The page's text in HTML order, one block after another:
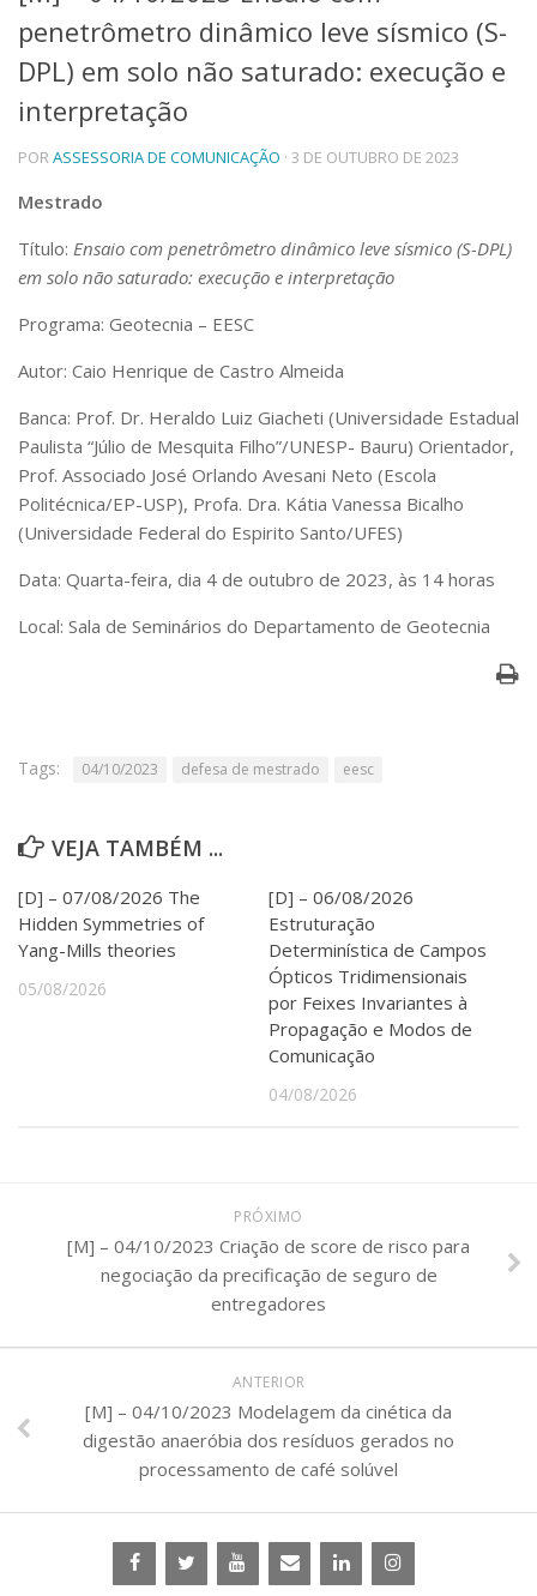
Telefones e Mapas
Pessoas
Ensino
Graduação
Educação a distância
Cursos de Extensão
Linhas de Pesquisa
Centros, Núcleos e Projetos em Rede
Pós-doutorado
Transferência de Tecnologia
Extensão à Comunidade
Projetos, Programas e Cursos
Artes, Cultura e Esportes
Museus e Espaços Interativos
Bibliotecas
Segurança, Trânsito e Prevenção
Aplicativos e Sites
Agenda de Eventos
Defesa de Teses
penetrômetro dinâmico leve sísmico (S-
DPL) em solo não saturado: execução e
interpretação
PORASSESSORIA DE COMUNICAÇÃO · 3 DE OUTUBRO DE 2023
Mestrado
Título: Ensaio com penetrômetro dinâmico leve sísmico (S-DPL)
em solo não saturado: execução e interpretação
Programa: Geotecnia – EESC
Autor: Caio Henrique de Castro Almeida
Banca: Prof. Dr. Heraldo Luiz Giacheti (Universidade Estadual
Paulista “Júlio de Mesquita Filho”/UNESP- Bauru) Orientador,
Prof. Associado José Orlando Avesani Neto (Escola
Politécnica/EP-USP), Profa. Dra. Kátia Vanessa Bicalho
(Universidade Federal do Espirito Santo/UFES)
Data: Quarta-feira, dia 4 de outubro de 2023, às 14 horas
Local: Sala de Seminários do Departamento de Geotecnia
Tags: 04/10/2023 defesa de mestrado eesc
VEJA TAMBÉM ...
[D] – 07/08/2026 The
Hidden Symmetries of
Yang-Mills theories
05/08/2026
[D] – 06/08/2026
Estruturação
Determinística de Campos
Ópticos Tridimensionais
por Feixes Invariantes à
Propagação e Modos de
Comunicação
04/08/2026
PRÓXIMO
[M] – 04/10/2023 Criação de score de risco para
negociação da precificação de seguro de
entregadores
ANTERIOR
[M] – 04/10/2023 Modelagem da cinética da
digestão anaeróbia dos resíduos gerados no
processamento de café solúvel